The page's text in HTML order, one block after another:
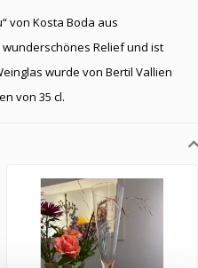
von Kosta Boda aus
Relief und ist
wurde von Bertil Vallien
von 35 cl.